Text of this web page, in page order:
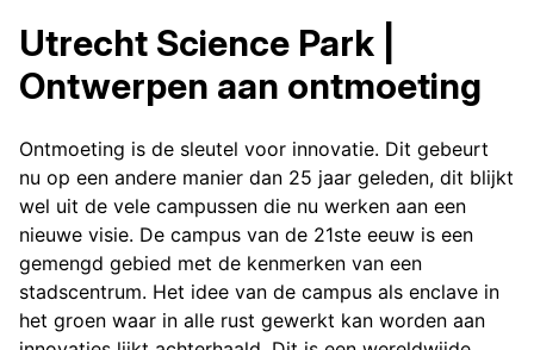
Utrecht Science Park |
Ontwerpen aan ontmoeting
Ontmoeting is de sleutel voor innovatie. Dit gebeurt
nu op een andere manier dan 25 jaar geleden, dit blijkt
wel uit de vele campussen die nu werken aan een
nieuwe visie. De campus van de 21ste eeuw is een
gemengd gebied met de kenmerken van een
stadscentrum. Het idee van de campus als enclave in
het groen waar in alle rust gewerkt kan worden aan